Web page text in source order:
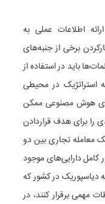
اطلاعات عملی به
برخی از جنبه‌های
باید در استفاده از
استراتژیک در محیطی
هوش مصنوعی ممکن
را برای هدف قراردادن
معامله تجاری بین دو
کامل دارایی‌های موجود
دیاسپوریک در کشور که
مهمی برقرار کنند، در